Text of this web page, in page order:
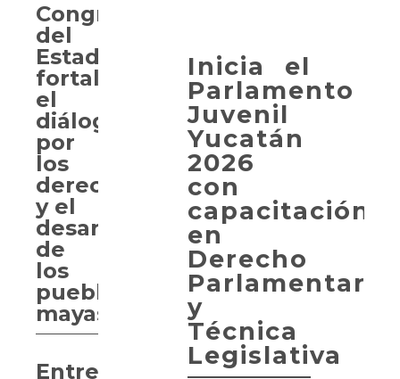
Inicia el
Parlamento
Juvenil
Yucatán
2026
con
capacitación
en
Derecho
Parlamentario
y
Técnica
Legislativa
Congreso
del
Estado
fortalece
el
diálogo
por
los
derechos
y el
desarrollo
de
los
pueblos
mayas
Entregan